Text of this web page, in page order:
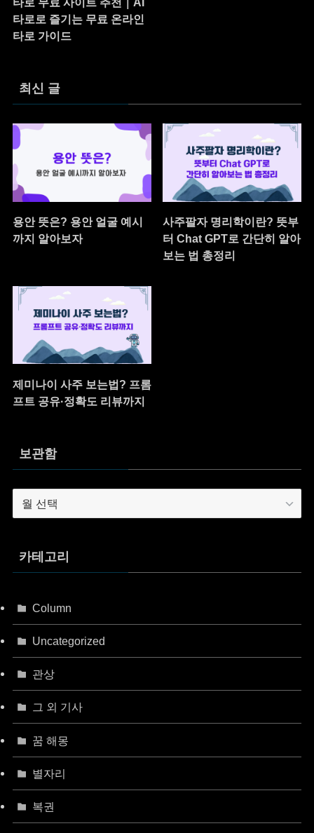
타로로 즐기는 무료 온라인
타로 가이드
최신 글
용안 뜻은? 용안 얼굴 예시
까지 알아보자
사주팔자 명리학이란? 뜻부
터 Chat GPT로 간단히 알아
보는 법 총정리
제미나이 사주 보는법? 프롬
프트 공유·정확도 리뷰까지
보관함
관
카테고리
Column
Uncategorized
관상
그 외 기사
꿈 해몽
별자리
복권